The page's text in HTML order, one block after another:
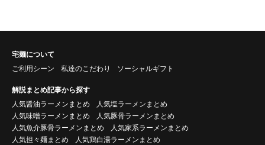
宅麺について
ご利用シーン
私達のこだわり ソーシャルギフト
解説まとめ記事から探す
人気醤油ラーメンまとめ
人気塩ラーメンまとめ
人気味噌ラーメンまとめ
人気豚骨ラーメンまとめ
人気魚介豚骨ラーメンまとめ
人気家系ラーメンまとめ
人気担々麺まとめ
人気鶏白湯ラーメンまとめ